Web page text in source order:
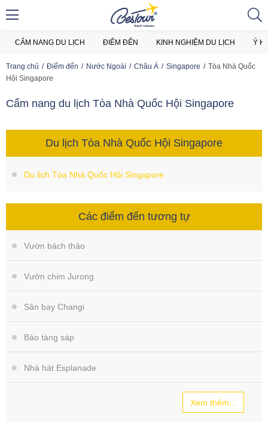
CẨM NANG DU LỊCH ĐIỂM ĐẾN KINH NGHIỆM DU LỊCH Ý
Trang chủ Điểm đến Nước Ngoài Châu Á Singapore
Tòa Nhà Quốc
Hội Singapore
Cẩm nang du lịch Tòa Nhà Quốc Hội Singapore
Du lịch Tòa Nhà Quốc Hội Singapore
Du lịch Tòa Nhà Quốc Hội Singapore
Các điểm đến tương tự
Vườn bách thảo
Vườn chim Jurong
Sân bay Changi
Bảo tàng sáp
Nhà hát Esplanade
Xem thêm...